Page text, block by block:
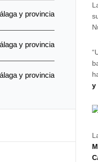
y
y provincia
y provincia
y provincia